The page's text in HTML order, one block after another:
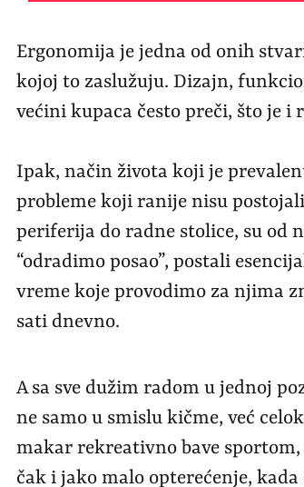
Ergonomija je jedna od onih
kojoj to zaslužuju. Dizajn,
većini kupaca često preči, što je i
Ipak, način života koji je
probleme koji ranije nisu
periferija do radne stolice, su od
“odradimo posao”, postali
vreme koje provodimo za njima
sati dnevno.
A sa sve dužim radom u jednoj
ne samo u smislu kičme, već
makar rekreativno bave
čak i jako malo opterećenje,